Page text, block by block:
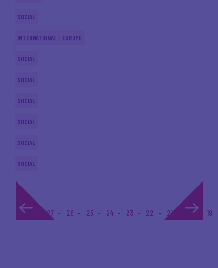
SOCIAL
INTERNATIONAL - EUROPE
SOCIAL
SOCIAL
SOCIAL
SOCIAL
SOCIAL
SOCIAL
1... 27 26 25 24 23 22 21 20 19